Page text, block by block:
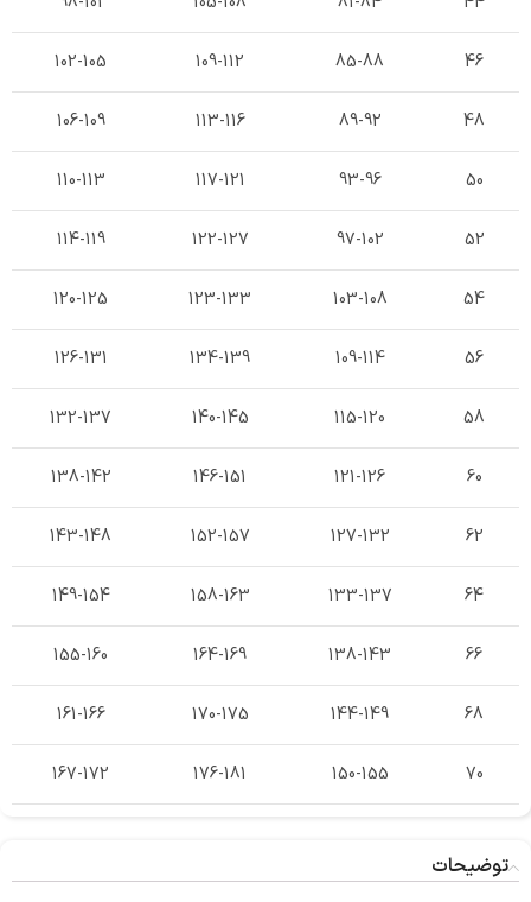
46
85-88
109-112
102-105
48
89-92
113-116
106-109
50
93-96
117-121
110-113
52
97-102
122-127
114-119
54
103-108
123-133
120-125
56
109-114
134-139
126-131
58
115-120
140-145
132-137
60
121-126
146-151
138-142
62
127-132
152-157
143-148
64
133-137
158-163
149-154
66
138-143
164-169
155-160
68
144-149
170-175
161-166
70
150-155
176-181
167-172
توضیحات